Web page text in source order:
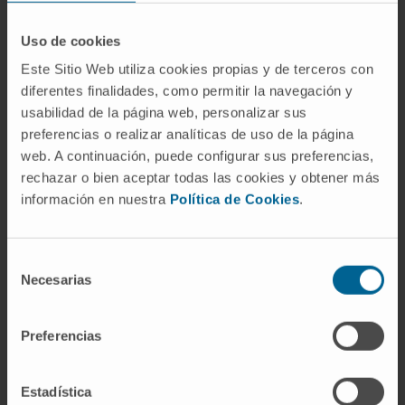
Uso de cookies
Este Sitio Web utiliza cookies propias y de terceros con
diferentes finalidades, como permitir la navegación y
usabilidad de la página web, personalizar sus
preferencias o realizar analíticas de uso de la página
web. A continuación, puede configurar sus preferencias,
rechazar o bien aceptar todas las cookies y obtener más
información en nuestra Política de Cookies.
Necesarias
Preferencias
Estadística
El tratamiento depende del tipo de
desequilibrio y su causa:
Terapias de reemplazo hormonal para
déficits específicos.
Inhibidores de la síntesis de esteroides para
reducir el exceso hormonal.
Cirugía o radioterapia en casos de tumores
siguientes síntomas:
Fatiga persistente o debilidad muscular.